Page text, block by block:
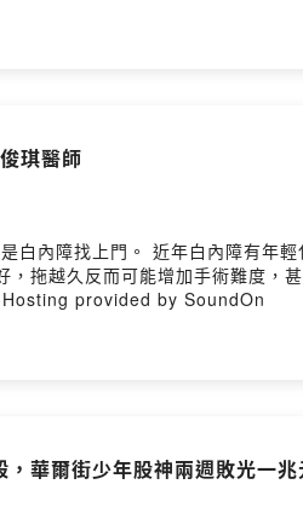
琪醫師
白內障找上門。 近年白內障有年
拖越久反而可能增加手術難度，
kbvOV7OPLuA --Hosting provided by SoundOn
華爾街少年股神兩週敗光一